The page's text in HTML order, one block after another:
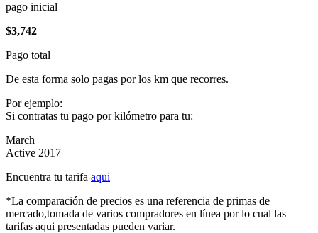
pago inicial
$3,742
Pago total
De esta forma solo pagas por los km que recorres.
Por ejemplo:
Si contratas tu pago por kilómetro para tu:
March
Active 2017
Encuentra tu tarifa aqui
*La comparación de precios es una referencia de primas de
mercado,tomada de varios compradores en línea por lo cual las
tarifas aqui presentadas pueden variar.